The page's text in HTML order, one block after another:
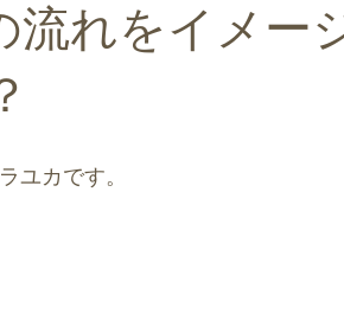
談
風水 ペット風水
流れをイメー
ユカです。